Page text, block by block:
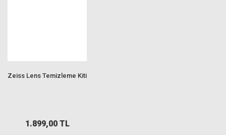
Zeiss Lens Temizleme Kiti
1.899,00 TL